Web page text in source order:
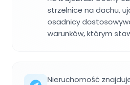
strzelnice na dachu,
osadnicy
warunków, którym
Nieruchomość